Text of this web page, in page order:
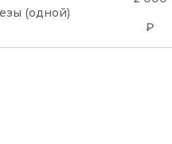
(одной)
₽